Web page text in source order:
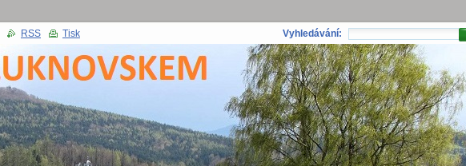
RSS Tisk Vyhledávání: